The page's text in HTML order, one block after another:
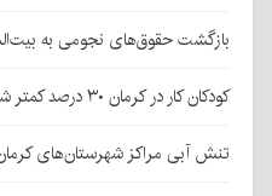
بازگشت حقوق‌های نجومی به
کودکان کار در کرمان ۳۰ درصد کمتر شدند
تنش آبی مراکز شهرستان‌های